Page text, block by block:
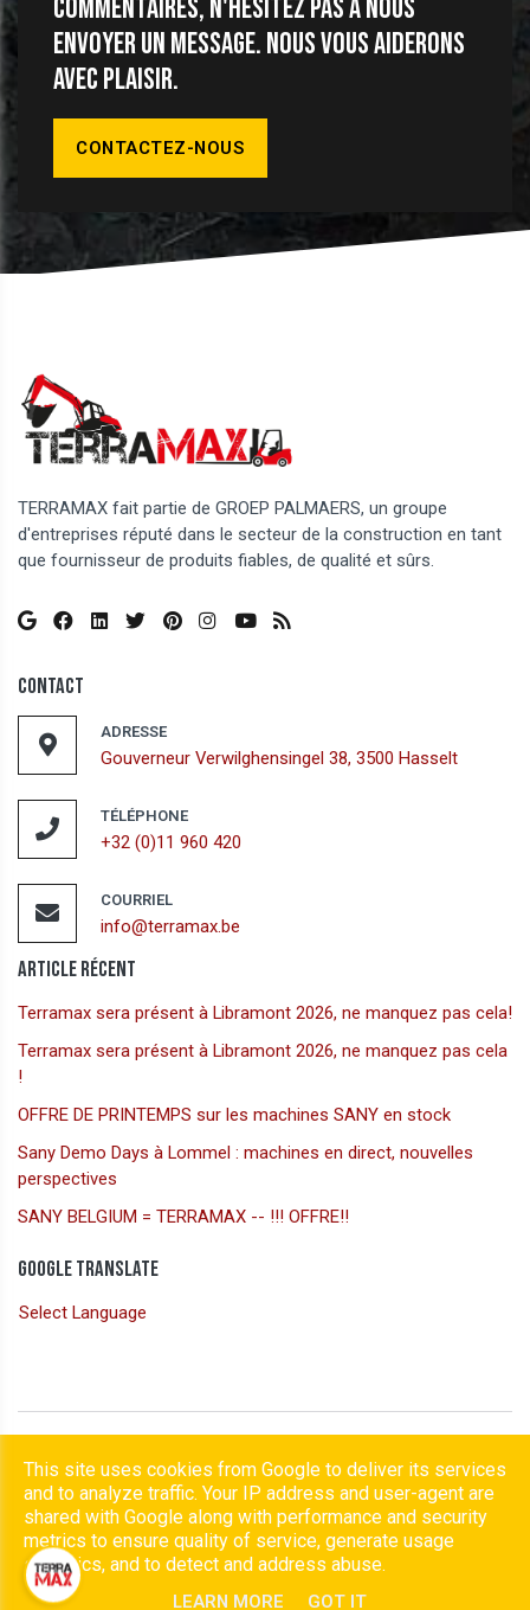
commentaires, n'hésitez pas à nous
envoyer un message. Nous vous aiderons
avec plaisir.
CONTACTEZ-NOUS
TERRAMAX fait partie de GROEP PALMAERS, un groupe
d'entreprises réputé dans le secteur de la construction en tant
que fournisseur de produits fiables, de qualité et sûrs.
Contact
ADRESSE
Gouverneur Verwilghensingel 38, 3500 Hasselt
TÉLÉPHONE
+32 (0)11 960 420
COURRIEL
info@terramax.be
Article Récent
Terramax sera présent à Libramont 2026, ne manquez pas cela!
Terramax sera présent à Libramont 2026, ne manquez pas cela
!
OFFRE DE PRINTEMPS sur les machines SANY en stock
Sany Demo Days à Lommel : machines en direct, nouvelles
perspectives
SANY BELGIUM = TERRAMAX -- !!! OFFRE!!
Google Translate
Select Language
|Confidentialité et cookies|UP-TO-DATE WebDesign
This site uses cookies from Google to deliver its services
and to analyze traffic. Your IP address and user-agent are
shared with Google along with performance and security
metrics to ensure quality of service, generate usage
statistics, and to detect and address abuse.
LEARN MORE GOT IT